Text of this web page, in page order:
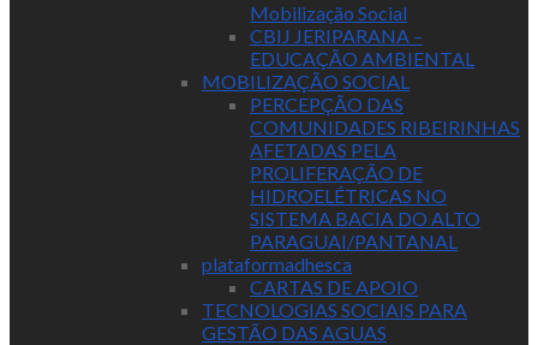
Mobilização Social
CBIJ JERIPARANA –
EDUCAÇÃO AMBIENTAL
MOBILIZAÇÃO SOCIAL
PERCEPÇÃO DAS
COMUNIDADES RIBEIRINHAS
AFETADAS PELA
PROLIFERAÇÃO DE
HIDROELÉTRICAS NO
SISTEMA BACIA DO ALTO
PARAGUAI/PANTANAL
plataformadhesca
CARTAS DE APOIO
TECNOLOGIAS SOCIAIS PARA
GESTÃO DAS AGUAS